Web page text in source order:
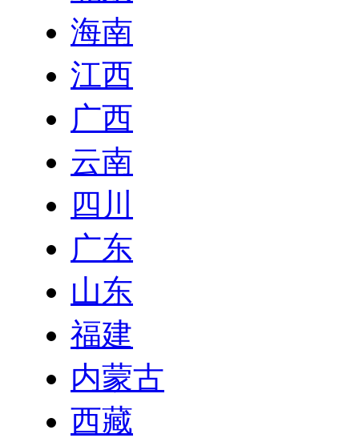
海南
江西
广西
云南
四川
广东
山东
福建
内蒙古
西藏